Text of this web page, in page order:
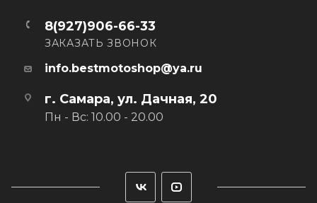
г. Самара, ул. Дачная, 20
Пн - Вс: 10.00 - 20.00
8(927)906-66-33
ЗАКАЗАТЬ ЗВОНОК
info.bestmotoshop@ya.ru